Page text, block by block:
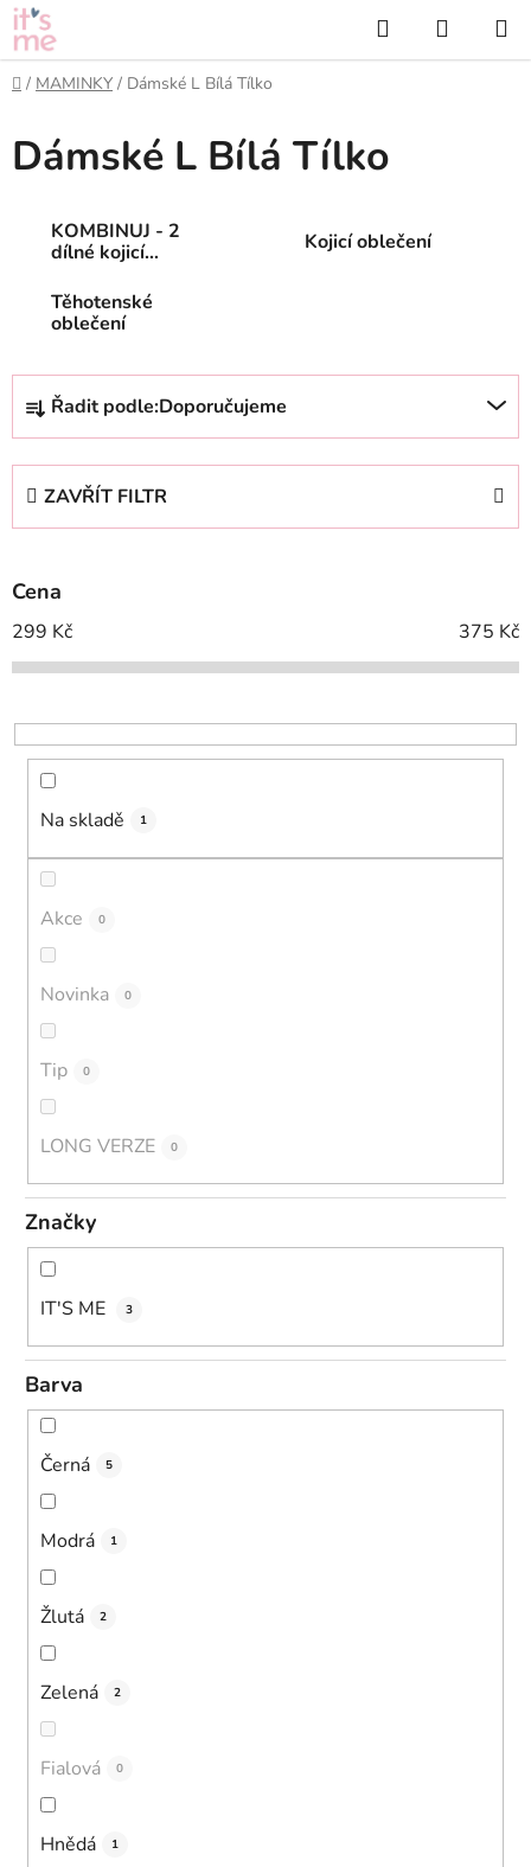
Přejít
na
obsah
Hledat
KOŠÍK
Domů
/ MAMINKY / Dámské L Bílá Tílko
Dámské L Bílá Tílko
KOMBINUJ - 2
dílné kojicí
Kojicí oblečení
Těhotenské
oblečení
Ř
z
p
r
o
d
k
t
Řadit podle:Doporučujeme
ZAVŘÍT FILTR
Cena
299 Kč 375 Kč
Na skladě 1
Akce 0
Novinka 0
Tip 0
LONG VERZE 0
Značky
IT'S ME 3
Barva
Černá 5
Modrá 1
Žlutá 2
Zelená 2
Fialová 0
Hnědá 1